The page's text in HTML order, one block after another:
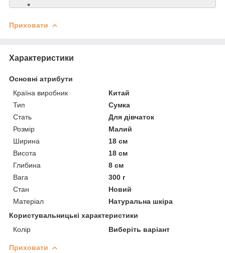
Приховати
Характеристики
Основні атрибути
Країна виробник
Китай
Тип
Сумка
Стать
Для дівчаток
Розмір
Малий
Ширина
18 см
Висота
18 см
Глибина
8 см
Вага
300 г
Стан
Новий
Матеріал
Натуральна шкіра
Користувальницькі характеристики
Колір
Виберіть варіант
Приховати